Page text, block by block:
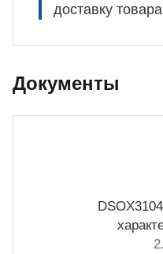
доставку
Документы